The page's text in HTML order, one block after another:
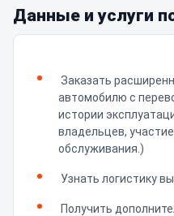
Данные и услуги
Заказать
автомобилю с
истории
владельцев,
обслуживания.)
Узнать логистику
Получить